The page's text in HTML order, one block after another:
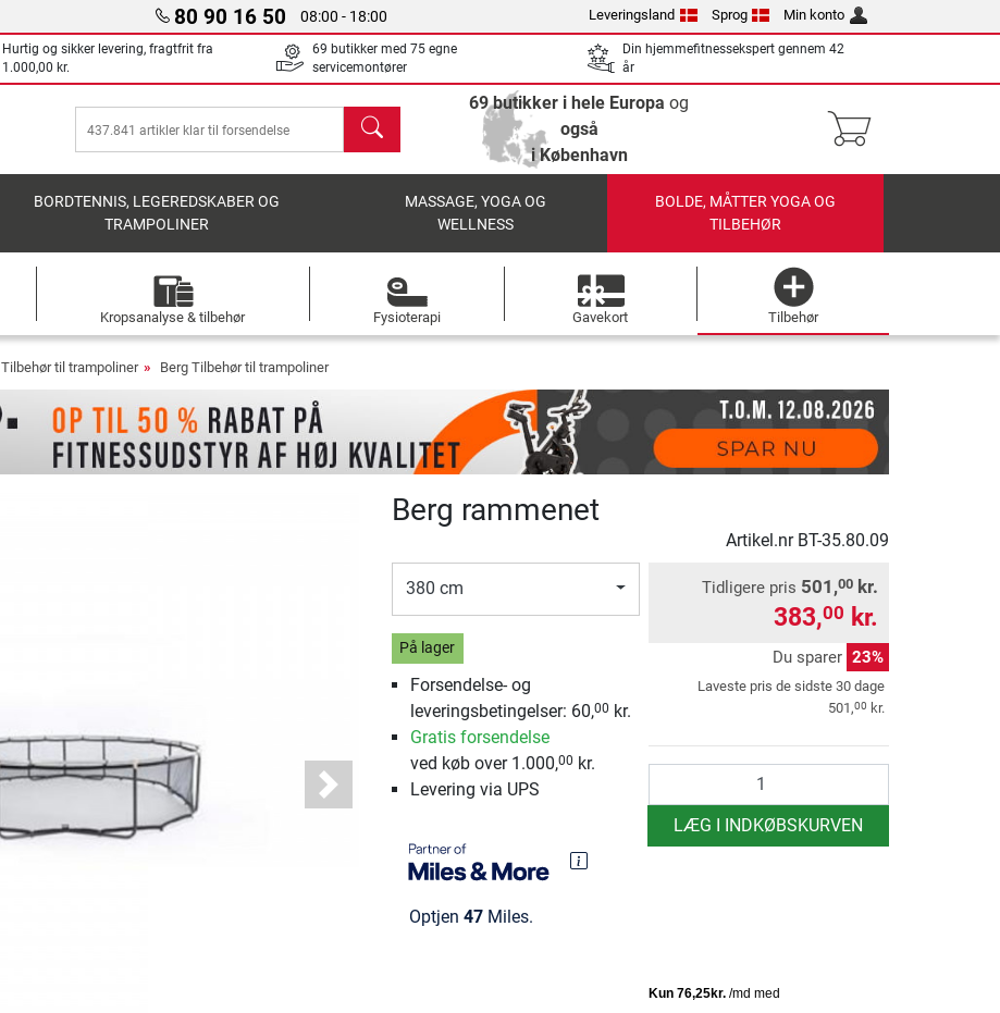
80 90 16 50 08:00 - 18:00 Leveringsland Sprog Min konto
Hurtig og sikker levering, fragtfrit fra
1.000,00 kr.
69 butikker med 75 egne
servicemontører
Din hjemmefitnessekspert gennem 42
år
søg
69 butikker i hele Europa og
også
i København
BORDTENNIS, LEGEREDSKABER OG
TRAMPOLINER
MASSAGE, YOGA OG
WELLNESS
BOLDE, MÅTTER YOGA OG
TILBEHØR
Kropsanalyse & tilbehør Fysioterapi Gavekort Tilbehør
Tilbehør til trampoliner Berg Tilbehør til trampoliner
Next
Berg rammenet
Artikel.nr BT-35.80.09
380 cm
På lager
Forsendelse- og
leveringsbetingelser: 60,00 kr.
Gratis forsendelse
ved køb over 1.000,00 kr.
Levering via UPS
Optjen 47Miles.
Tidligere pris 501,00 kr.
383,00 kr.
Du sparer 23%
Laveste pris de sidste 30 dage
501,00 kr.
LÆG I INDKØBSKURVEN